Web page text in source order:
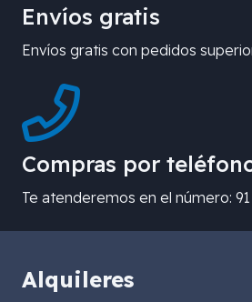
Envíos gratis
Envíos gratis con pedidos
Compras por
Te atenderemos en el número:
Alquileres